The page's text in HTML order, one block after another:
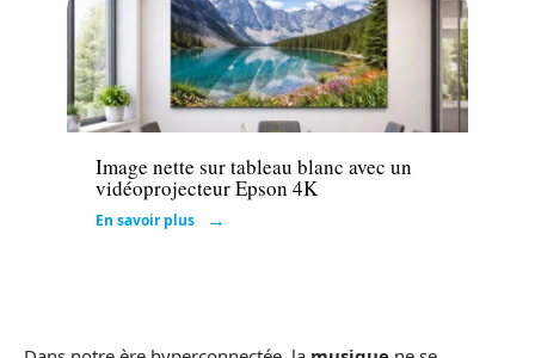
Tech
Image nette sur tableau blanc avec un
vidéoprojecteur Epson 4K
En savoir plus